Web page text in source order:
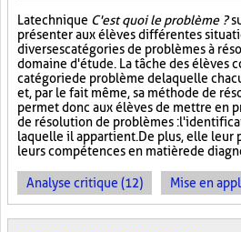
La technique C'est quoi le problème ?
présenter aux élèves différentes
diverses catégories de problèmes à
domaine d'étude. La tâche des élèves
catégorie de problème de laquelle
et, par le fait même, sa méthode de
permet donc aux élèves de mettre en
de résolution de problèmes :
laquelle il appartient. De plus, elle leur
leurs compétences en matière de
Analyse critique (12) Mise en